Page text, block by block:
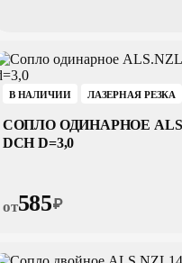
В НАЛИЧИИ ЛАЗЕРНАЯ РЕЗКА
СОПЛО ОДИНАРНОЕ
DCH D=3,0
от585₽